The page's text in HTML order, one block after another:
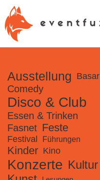
Ausstellung Basar
Comedy
Disco & Club
Essen & Trinken
Fasnet Feste
Festival Führungen
Kinder Kino
Konzerte Kultur